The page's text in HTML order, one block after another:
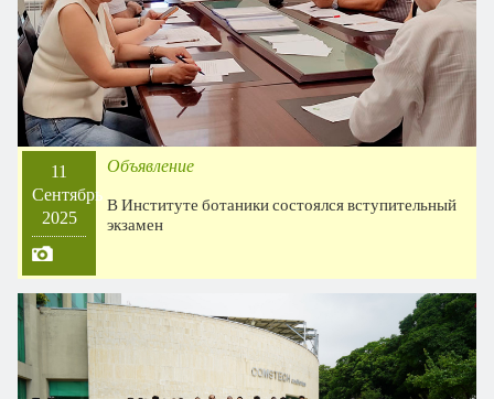
11
Сентябрь
2025
Объявление
В Институте ботаники состоялся вступительный
экзамен